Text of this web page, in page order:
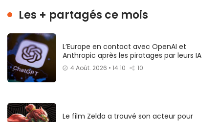
Les + partagés ce mois
L’Europe en contact avec OpenAI et
Anthropic après les piratages par leurs IA
4 Août. 2026 • 14:10 10
Le film Zelda a trouvé son acteur pour